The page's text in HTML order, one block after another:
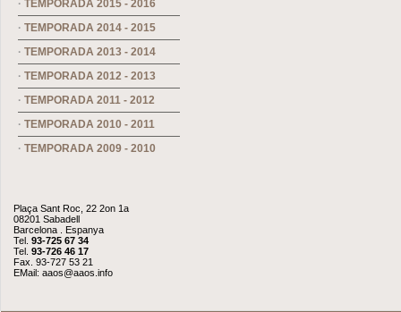
· TEMPORADA 2015 - 2016
· TEMPORADA 2014 - 2015
· TEMPORADA 2013 - 2014
· TEMPORADA 2012 - 2013
· TEMPORADA 2011 - 2012
· TEMPORADA 2010 - 2011
· TEMPORADA 2009 - 2010
Plaça Sant Roc, 22 2on 1a
08201 Sabadell
Barcelona . Espanya
Tel. 93-725 67 34
Tel. 93-726 46 17
Fax. 93-727 53 21
EMail: aaos@aaos.info